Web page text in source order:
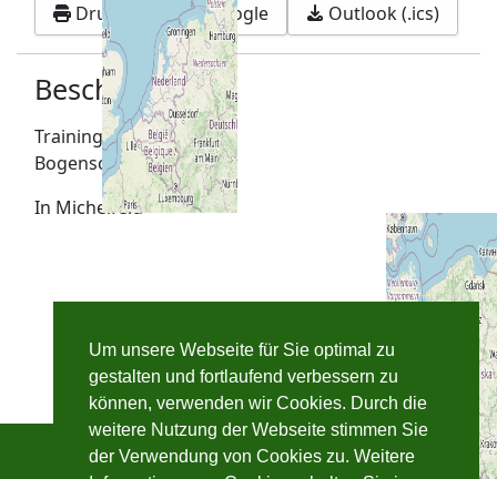
Um unsere Webseite für Sie optimal zu
gestalten und fortlaufend verbessern zu
können, verwenden wir Cookies. Durch die
weitere Nutzung der Webseite stimmen Sie
der Verwendung von Cookies zu. Weitere
Drucken Google Outlook (.ics)
Beschreibung
Trainingsnachmittag
Bogenschießen
In Michelfeld